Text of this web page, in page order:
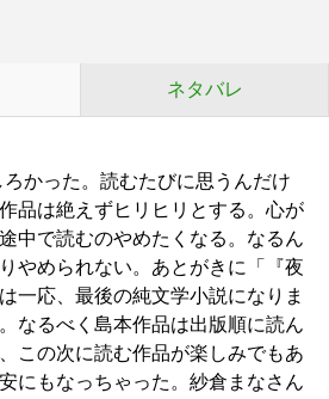
ネタバレ
ろかった。読むたびに思うんだけ
品は絶えずヒリヒリとする。心が
中で読むのやめたくなる。なるん
やめられない。あとがきに「『夜
一応、最後の純文学小説になりま
なるべく島本作品は出版順に読ん
この次に読む作品が楽しみでもあ
にもなっちゃった。紗倉まなさん